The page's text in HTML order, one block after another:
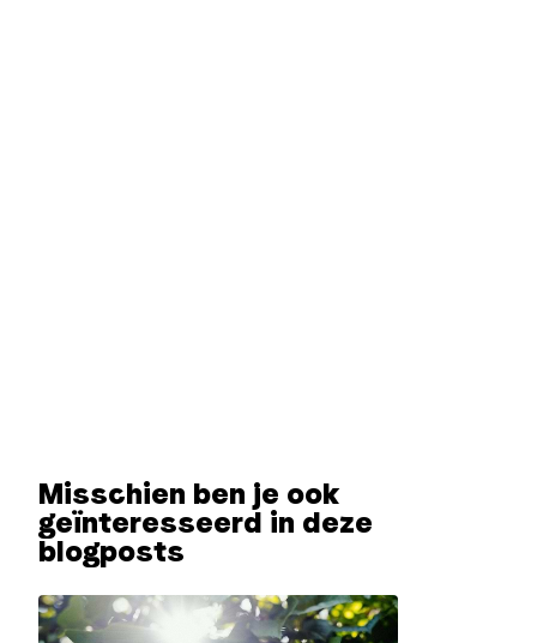
Misschien ben je ook
geïnteresseerd in deze
blogposts